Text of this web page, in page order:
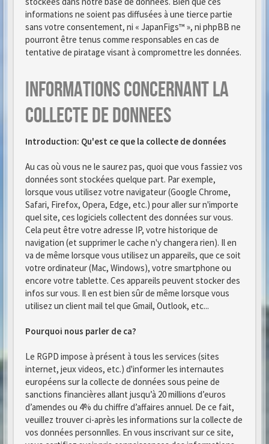
informations ne soient pas diffusées à une tierce partie
sans votre consentement, ni « JapanFigs™ », ni phpBB ne
pourront être tenus comme responsables en cas de
tentative de piratage visant à compromettre les données.
Informations concernant la
collecte de donnees
Introduction: Qu'est ce que la collecte de données
Au cas où vous ne le saurez pas, quoi que vous fassiez vos
données sont stockées quelque part. Par exemple,
lorsque vous utilisez votre navigateur (Google Chrome,
Safari, Firefox, Opera, Edge, etc.) pour aller sur n'importe
quel site, ces logiciels collectent des données sur vous.
Cela peut être votre adresse IP, votre historique de
navigation (et supprimer le cache n'y changera rien). Il en
va de même lorsque vous utilisez un appareils, que ce soit
votre ordinateur (Mac, Windows), votre smartphone ou
encore votre tablette. Ces appareils peuvent stocker des
infos sur vous. Il en est bien sûr de même lorsque vous
utilisez un client mail tel que Gmail, Outlook, etc...
Pourquoi nous parler de ca?
Le RGPD impose à présent à tous les services (sites
internet, jeux videos, etc.) d'informer les internautes
européens sur la collecte de données sous peine de
sanctions financières allant jusqu’à 20 millions d’euros
d’amendes ou 4% du chiffre d’affaires annuel. De ce fait,
veuillez trouver ci-après les informations sur la collecte de
vos données personnlles. En vous inscrivant sur ce site,